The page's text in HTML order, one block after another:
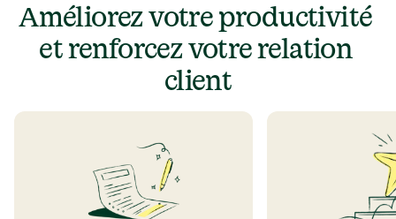
Améliorez votre productivité
et renforcez votre relation
client